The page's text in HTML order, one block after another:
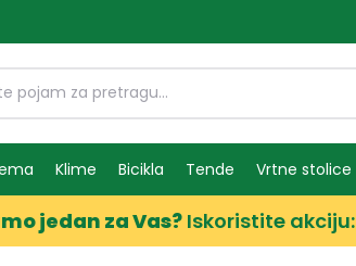
Klime Bicikla Tende Vrtne stolice
jedan za Vas? Iskoristite akciju: